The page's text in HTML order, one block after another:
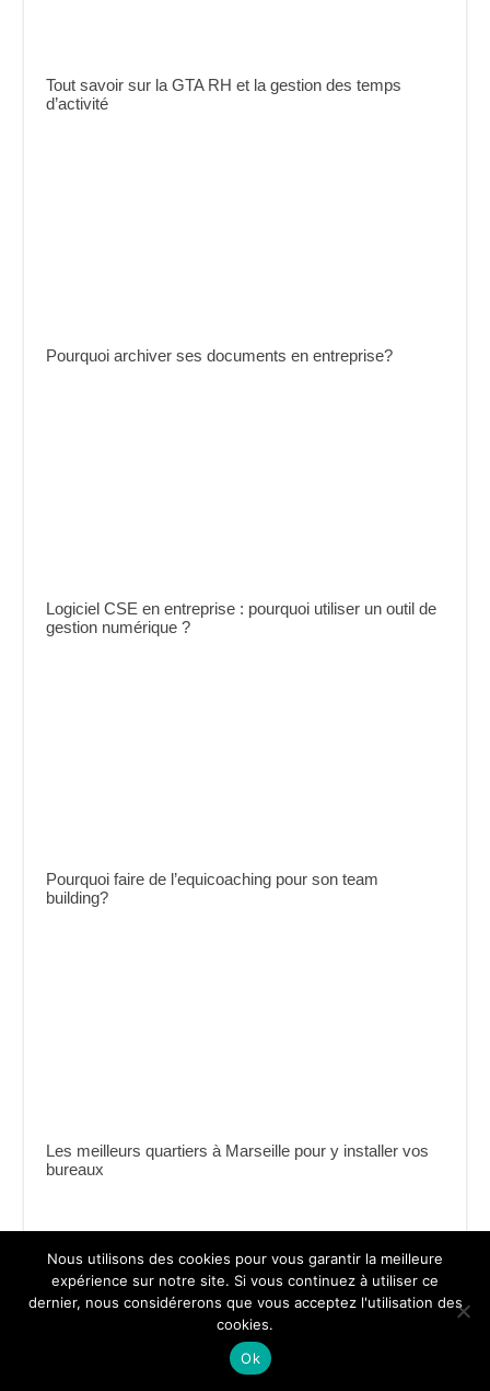
Tout savoir sur la GTA RH et la gestion des temps
d’activité
Pourquoi archiver ses documents en entreprise?
Logiciel CSE en entreprise : pourquoi utiliser un outil de
gestion numérique ?
Pourquoi faire de l’equicoaching pour son team
building?
Les meilleurs quartiers à Marseille pour y installer vos
bureaux
Nous utilisons des cookies pour vous garantir la meilleure
expérience sur notre site. Si vous continuez à utiliser ce
dernier, nous considérerons que vous acceptez l'utilisation des
cookies.
Ok